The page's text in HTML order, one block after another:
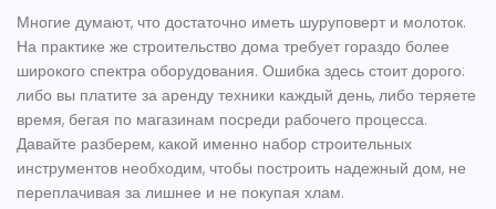
Многие думают, что достаточно иметь шуруповерт и молоток.
На практике же строительство дома требует гораздо более
широкого спектра оборудования. Ошибка здесь стоит дорого:
либо вы платите за аренду техники каждый день, либо теряете
время, бегая по магазинам посреди рабочего процесса.
Давайте разберем, какой именно набор строительных
инструментов необходим, чтобы построить надежный дом, не
переплачивая за лишнее и не покупая хлам.